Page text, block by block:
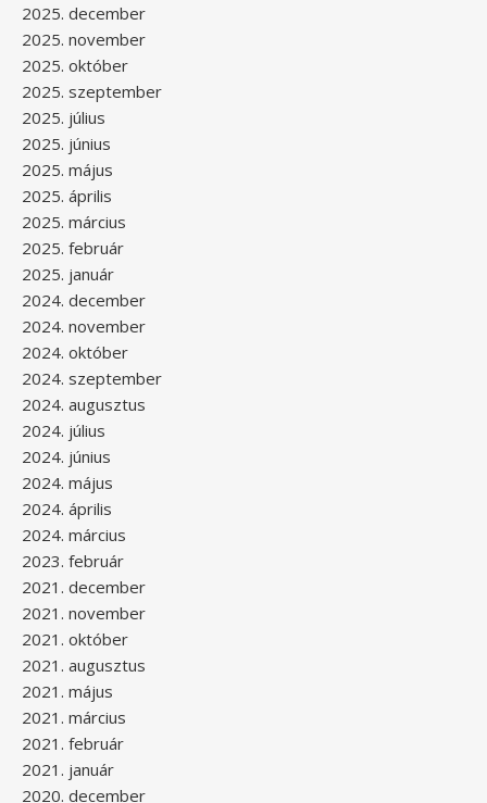
2025. december
2025. november
2025. október
2025. szeptember
2025. július
2025. június
2025. május
2025. április
2025. március
2025. február
2025. január
2024. december
2024. november
2024. október
2024. szeptember
2024. augusztus
2024. július
2024. június
2024. május
2024. április
2024. március
2023. február
2021. december
2021. november
2021. október
2021. augusztus
2021. május
2021. március
2021. február
2021. január
2020. december